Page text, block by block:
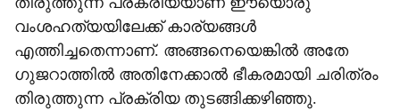
വംശഹത്യയിലേക്ക് കാര്യങ്ങള്‍
എത്തിച്ചതെന്നാണ്. അങ്ങനെയെങ്കില്‍ അതേ
ഗുജറാത്തില്‍ അതിനേക്കാല്‍ ഭീകരമായി ചരിത്രം
തിരുത്തുന്ന പ്രക്രിയ തുടങ്ങിക്കഴിഞ്ഞു.